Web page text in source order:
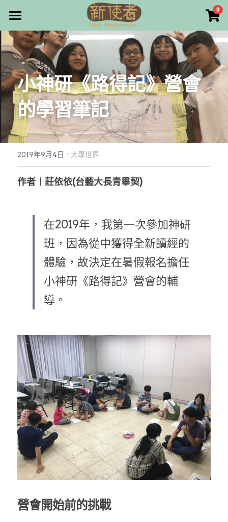
0
最新消息
關於我們
雜誌目錄
雜誌專欄
最新文章
編者的話
本期主題
台灣教會人物檔案
乘著夢想去旅行
成長部落格
特稿
母語葡萄園
神學淺說
信仰生活
好書櫥窗
厝邊頭尾
家書
畫話人生
寫寫畫畫
漫畫
訂購/奉獻/廣告刊登
好站連結
搜索
奉獻支持
小神研《路得記》營會
的學習筆記
2019年9月4日 · 大專世界
作者︱莊依依(台藝大長青畢契)
在2019年，我第一次參加神研
班，因為從中獲得全新讀經的
體驗，故決定在暑假報名擔任
小神研《路得記》營會的輔
導。
營會開始前的挑戰
×
商品分類
所有商品分類